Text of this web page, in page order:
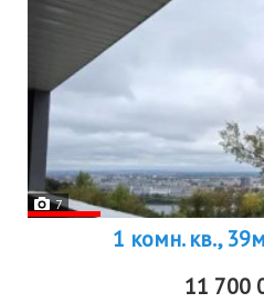
7
1 комн. кв.,
11 700